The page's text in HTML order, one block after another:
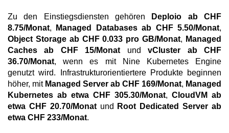
Zu den Einstiegsdiensten gehören
Deploio ab CHF
8.75/Monat, Managed Databases ab CHF 5.50/Monat,
Object Storage ab CHF 0.033 pro GB/Monat, Managed
Caches ab CHF 15/Monat undvCluster ab CHF
36.70/Monat, wenn es mit Nine Kubernetes Engine
genutzt wird. Infrastrukturorientiertere Produkte beginnen
höher, mit Managed Server ab CHF 169/Monat, Managed
Kubernetes ab etwa CHF 305.30/Monat, CloudVM ab
etwa CHF 20.70/Monatund
Root Dedicated Server ab
etwa CHF 233/Monat.